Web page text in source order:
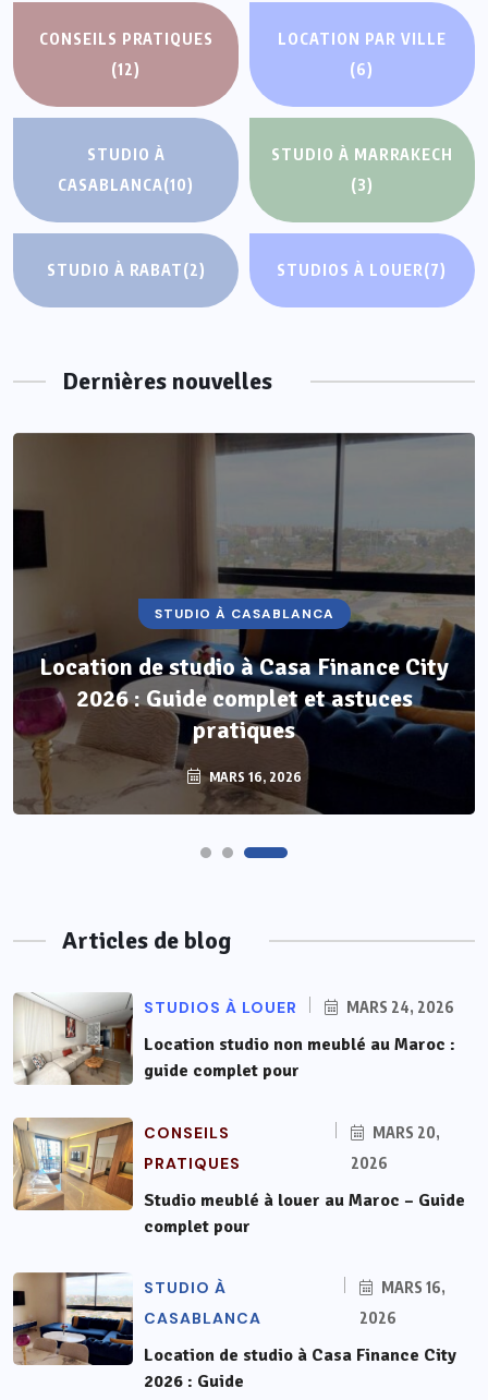
CONSEILS PRATIQUES
(12)
LOCATION PAR VILLE
(6)
STUDIO À
CASABLANCA(10)
STUDIO À MARRAKECH
(3)
STUDIO À RABAT(2) STUDIOS À LOUER(7)
Dernières nouvelles
STUDIO À CASABLANCA
Location de studio à Casa Finance City
2026 : Guide complet et astuces
pratiques
MARS 16, 2026
STUDIOS À LOUER
Location studio non meublé au Maroc :
guide complet pour réussir votre bail
MARS 24, 2026
Articles de blog
STUDIOS À LOUER MARS 24, 2026
Location studio non meublé au Maroc :
guide complet pour
CONSEILS
PRATIQUES
MARS 20,
2026
Studio meublé à louer au Maroc – Guide
complet pour
STUDIO À
CASABLANCA
MARS 16,
2026
Location de studio à Casa Finance City
2026 : Guide